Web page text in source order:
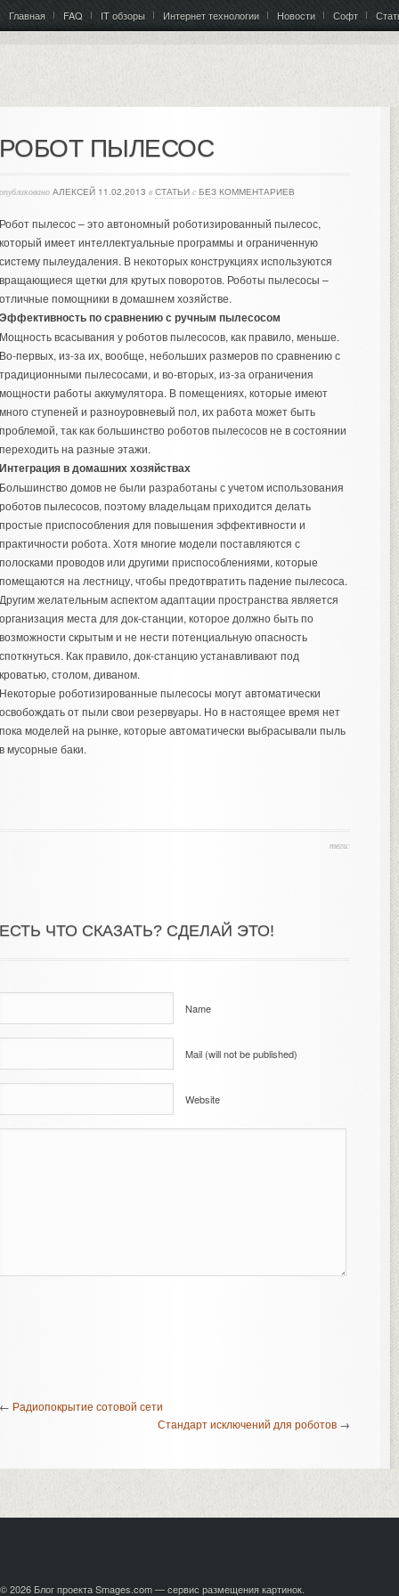
Главная FAQ IT обзоры Интернет технологии Новости Софт
ПЫЛЕСОС
АЛЕКСЕЙ 11.02.2013 в СТАТЬИ с БЕЗ КОММЕНТАРИЕВ
пылесос – это автономный роботизированный пылесос,
имеет интеллектуальные программы и ограниченную
пылеудаления. В некоторых конструкциях используются
щетки для крутых поворотов. Роботы пылесосы –
помощники в домашнем хозяйстве.
по сравнению с ручным пылесосом
всасывания у роботов пылесосов, как правило, меньше.
первых, из-за их, вообще, небольших размеров по сравнению с
пылесосами, и во-вторых, из-за ограничения
работы аккумулятора. В помещениях, которые имеют
ступеней и разноуровневый пол, их работа может быть
так как большинство роботов пылесосов не в состоянии
на разные этажи.
в домашних хозяйствах
домов не были разработаны с учетом использования
пылесосов, поэтому владельцам приходится делать
приспособления для повышения эффективности и
робота. Хотя многие модели поставляются с
проводов или другими приспособлениями, которые
на лестницу, чтобы предотвратить падение пылесоса.
желательным аспектом адаптации пространства является
места для док-станции, которое должно быть по
скрытым и не нести потенциальную опасность
Как правило, док-станцию устанавливают под
столом, диваном.
роботизированные пылесосы могут автоматически
от пыли свои резервуары. Но в настоящее время нет
моделей на рынке, которые автоматически выбрасывали пыль
мусорные баки.
теги:
ЧТО СКАЗАТЬ? СДЕЛАЙ ЭТО!
Name
Mail (will not be published)
Website
Радиопокрытие сотовой сети
Стандарт исключений для роботов →
© 2026 Блог проекта Smages.com — сервис размещения картинок